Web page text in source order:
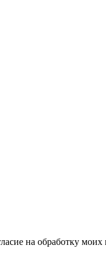
на обработку моих